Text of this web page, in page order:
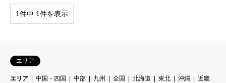
1件中 1件を表示
エリア
エリア 中国・四国 中部 九州 全国 北海道 東北 沖縄
近畿